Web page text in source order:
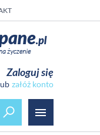
Zaloguj się
załóż konto